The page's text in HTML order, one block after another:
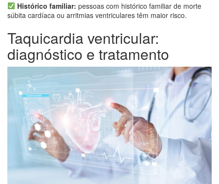
Histórico familiar: pessoas com histórico familiar de morte
súbita cardíaca ou arritmias ventriculares têm maior risco.
Taquicardia ventricular:
diagnóstico e tratamento